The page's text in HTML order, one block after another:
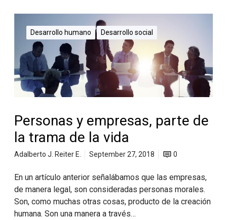
Desarrollo humano Desarrollo social
Personas y empresas, parte de
la trama de la vida
Adalberto J. Reiter E. September 27, 2018 0
En un artículo anterior señalábamos que las empresas,
de manera legal, son consideradas personas morales.
Son, como muchas otras cosas, producto de la creación
humana. Son una manera a través…